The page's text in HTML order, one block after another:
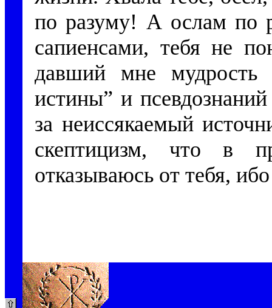
по разуму! А ослам по
сапиенсами, тебя не
давший мне мудрость
истины” и
за неиссякаемый
скептицизм, что в
отказываюсь от тебя,